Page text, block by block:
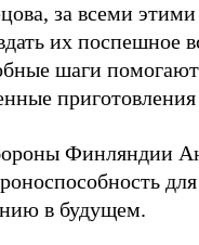
за всеми
их
шаги
приготовления
Финляндии
в будущем.